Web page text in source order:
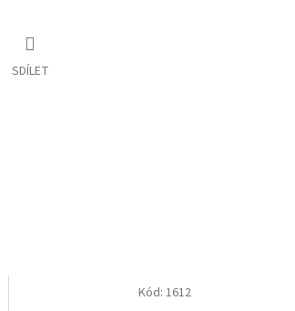
SDÍLET
Kód: 1612